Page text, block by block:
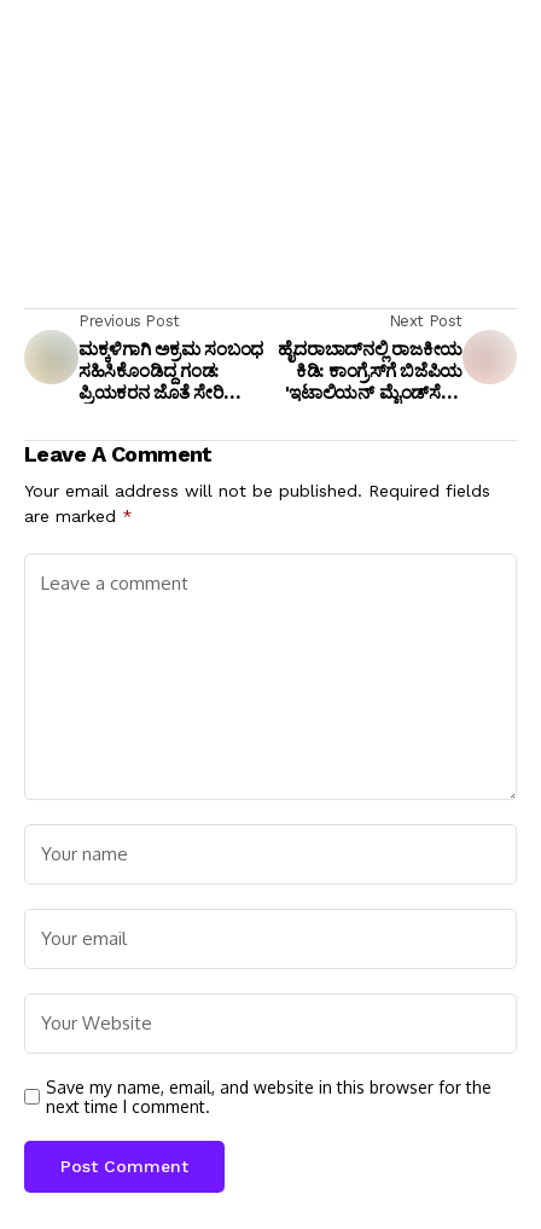
Previous Post
ಮಕ್ಕಳಿಗಾಗಿ ಅಕ್ರಮ ಸಂಬಂಧ
ಸಹಿಸಿಕೊಂಡಿದ್ದ ಗಂಡ:
ಪ್ರಿಯಕರನ ಜೊತೆ ಸೇರಿ
ಪತ್ನಿ ಅರೆಸ್ಟ್!
Next Post
ಹೈದರಾಬಾದ್‌ನಲ್ಲಿ ರಾಜಕೀಯ
ಕಿಡಿ: ಕಾಂಗ್ರೆಸ್‌ಗೆ ಬಿಜೆಪಿಯ
'ಇಟಾಲಿಯನ್ ಮೈಂಡ್‌ಸೆಟ್'
ಚರ್ಚೆಗೆ ರೇವಂತ್ ರೆಡ್ಡಿ
Leave A Comment
Your email address will not be published. Required fields
are marked *
Save my name, email, and website in this browser for the
next time I comment.